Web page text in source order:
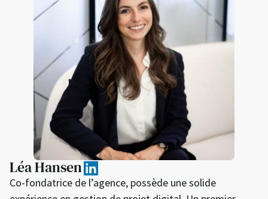
Léa Hansen
Co-fondatrice de l’agence, possède une solide